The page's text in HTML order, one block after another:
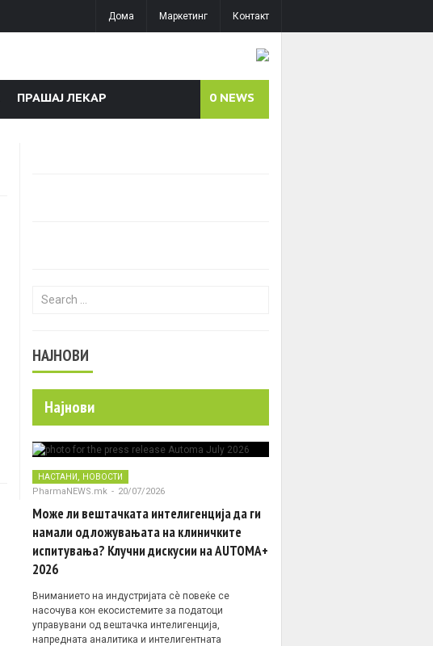
Дома Маркетинг Контакт
ПРАШАЈ ЛЕКАР 0 NEWS
Search for:
НАЈНОВИ
Најнови
НАСТАНИ НОВОСТИ
PharmaNEWS.mk - 20/07/2026
Може ли вештачката интелигенција да ги
намали одложувањата на клиничките
испитувања? Клучни дискусии на AUTOMA+
2026
Вниманието на индустријата сè повеќе се
насочува кон екосистемите за податоци
управувани од вештачка интелигенција,
напредната аналитика и интелигентната